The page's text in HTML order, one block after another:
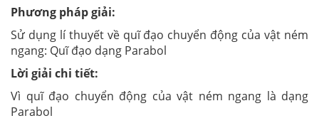
Phương pháp giải:
Sử dụng lí thuyết về quĩ đạo chuyển động của vật ném
ngang: Quĩ đạo dạng Parabol
Lời giải chi tiết:
Vì quĩ đạo chuyển động của vật ném ngang là dạng
Parabol